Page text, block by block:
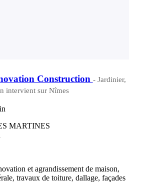
Construction - Jardinier,
intervient sur Nîmes
MARTINES
et agrandissement de maison,
travaux de toiture, dallage, façades